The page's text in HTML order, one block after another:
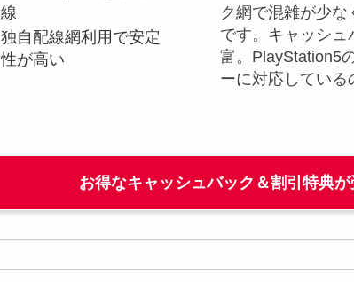
線
独自配線網利用で安定
性が高い
ク網で混雑が少
です。キャッシュ
富。PlayStation5
ーに対応している
お得なキャッシュバック＆割引特典が